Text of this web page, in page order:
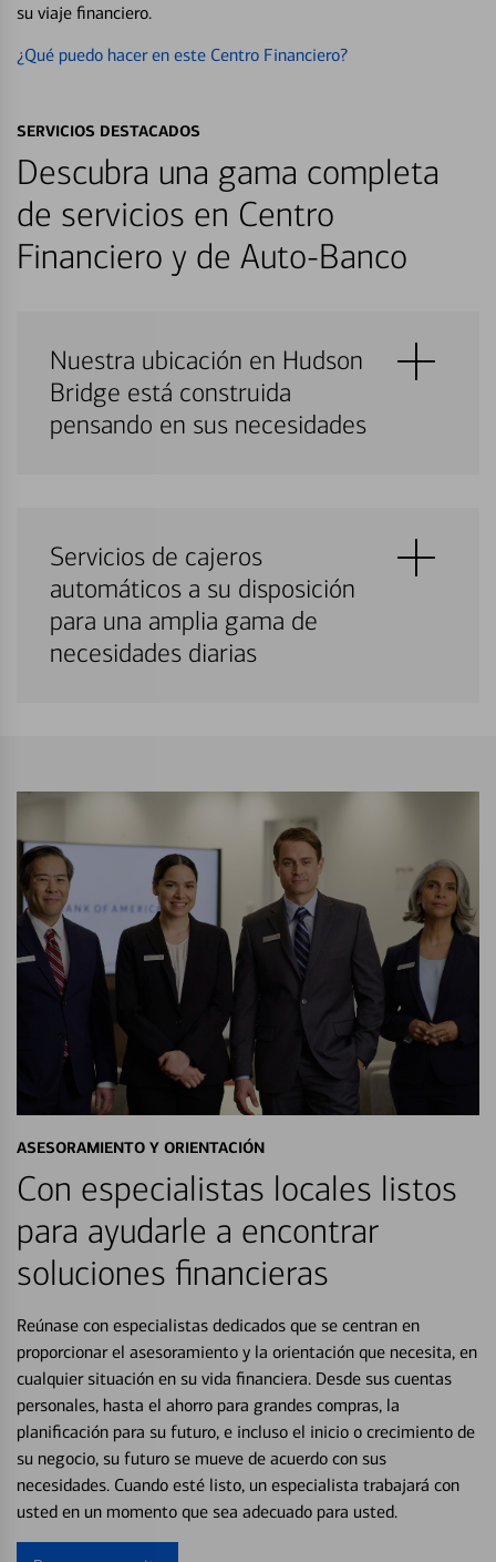
su viaje financiero.
¿Qué puedo hacer en este Centro Financiero?
SERVICIOS DESTACADOS
Descubra una gama completa
de servicios en Centro
Financiero y de Auto-Banco
Nuestra ubicación en Hudson
Bridge está construida
pensando en sus necesidades
Servicios de cajeros
automáticos a su disposición
para una amplia gama de
necesidades diarias
ASESORAMIENTO Y ORIENTACIÓN
Con especialistas locales listos
para ayudarle a encontrar
soluciones financieras
Reúnase con especialistas dedicados que se centran en
proporcionar el asesoramiento y la orientación que necesita, en
cualquier situación en su vida financiera. Desde sus cuentas
personales, hasta el ahorro para grandes compras, la
planificación para su futuro, e incluso el inicio o crecimiento de
su negocio, su futuro se mueve de acuerdo con sus
necesidades. Cuando esté listo, un especialista trabajará con
usted en un momento que sea adecuado para usted.